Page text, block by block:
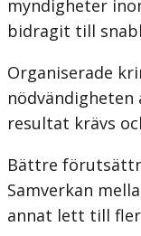
myndigheter
bidragit till
Organiserade
resultat krävs
Bättre
Samverkan
annat lett till